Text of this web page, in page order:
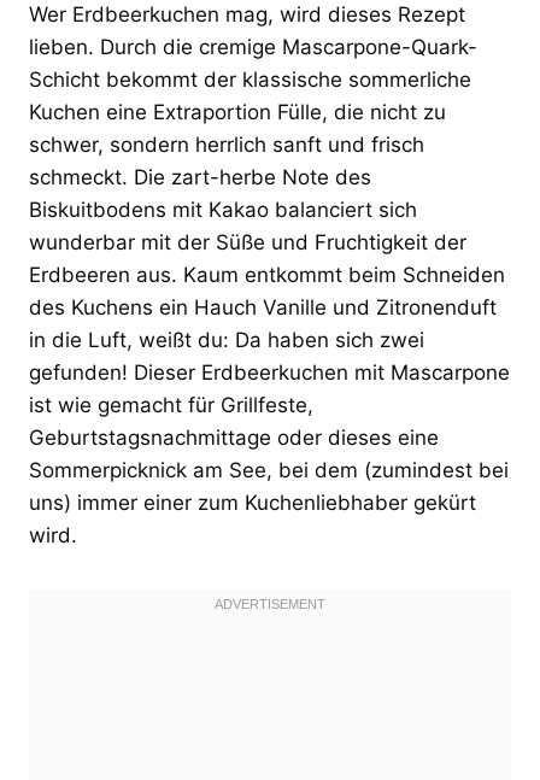
Wer Erdbeerkuchen mag, wird dieses Rezept
lieben. Durch die cremige Mascarpone-Quark-
Schicht bekommt der klassische sommerliche
Kuchen eine Extraportion Fülle, die nicht zu
schwer, sondern herrlich sanft und frisch
schmeckt. Die zart-herbe Note des
Biskuitbodens mit Kakao balanciert sich
wunderbar mit der Süße und Fruchtigkeit der
Erdbeeren aus. Kaum entkommt beim Schneiden
des Kuchens ein Hauch Vanille und Zitronenduft
in die Luft, weißt du: Da haben sich zwei
gefunden! Dieser Erdbeerkuchen mit Mascarpone
ist wie gemacht für Grillfeste,
Geburtstagsnachmittage oder dieses eine
Sommerpicknick am See, bei dem (zumindest bei
uns) immer einer zum Kuchenliebhaber gekürt
wird.